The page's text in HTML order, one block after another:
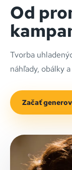
Od
Tvorba
náhľady, obálky
Začať